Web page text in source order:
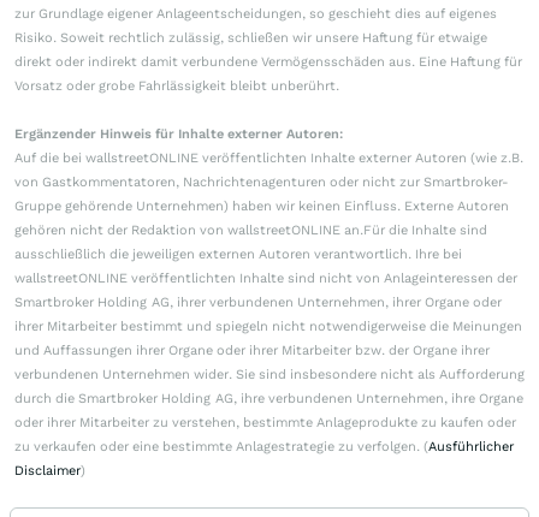
zur Grundlage eigener Anlageentscheidungen, so geschieht dies auf eigenes
Risiko. Soweit rechtlich zulässig, schließen wir unsere Haftung für etwaige
direkt oder indirekt damit verbundene Vermögensschäden aus. Eine Haftung für
Vorsatz oder grobe Fahrlässigkeit bleibt unberührt.
Ergänzender Hinweis für Inhalte externer Autoren:
Auf die bei wallstreetONLINE veröffentlichten Inhalte externer Autoren (wie z.B.
von Gastkommentatoren, Nachrichtenagenturen oder nicht zur Smartbroker-
Gruppe gehörende Unternehmen) haben wir keinen Einfluss. Externe Autoren
gehören nicht der Redaktion von wallstreetONLINE an.Für die Inhalte sind
ausschließlich die jeweiligen externen Autoren verantwortlich. Ihre bei
wallstreetONLINE veröffentlichten Inhalte sind nicht von Anlageinteressen der
Smartbroker Holding AG, ihrer verbundenen Unternehmen, ihrer Organe oder
ihrer Mitarbeiter bestimmt und spiegeln nicht notwendigerweise die Meinungen
und Auffassungen ihrer Organe oder ihrer Mitarbeiter bzw. der Organe ihrer
verbundenen Unternehmen wider. Sie sind insbesondere nicht als Aufforderung
durch die Smartbroker Holding AG, ihre verbundenen Unternehmen, ihre Organe
oder ihrer Mitarbeiter zu verstehen, bestimmte Anlageprodukte zu kaufen oder
zu verkaufen oder eine bestimmte Anlagestrategie zu verfolgen. (Ausführlicher
Disclaimer)